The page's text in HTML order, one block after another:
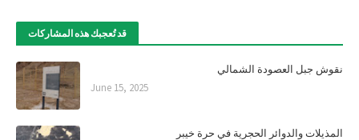
قد تُعجبك هذه المشاركات
نقوش جبل العصودة الشمالي
June 15, 2025
المذيلات والدوائر الحجرية في حرة خيبر